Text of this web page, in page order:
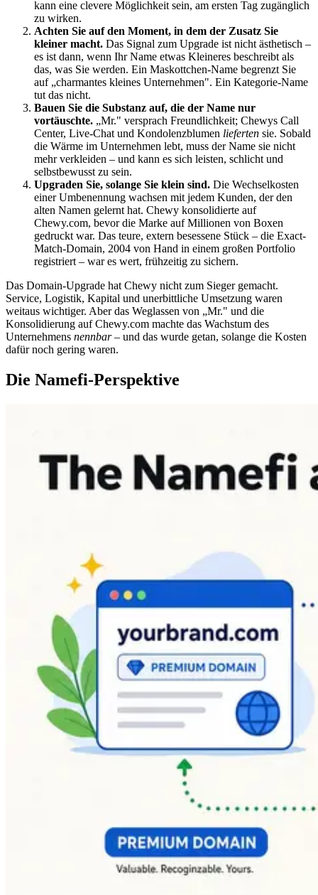
kann eine clevere Möglichkeit sein, am ersten Tag zugänglich
zu wirken.
Achten Sie auf den Moment, in dem der Zusatz Sie
kleiner macht. Das Signal zum Upgrade ist nicht ästhetisch –
es ist dann, wenn Ihr Name etwas Kleineres beschreibt als
das, was Sie werden. Ein Maskottchen-Name begrenzt Sie
auf „charmantes kleines Unternehmen". Ein Kategorie-Name
tut das nicht.
Bauen Sie die Substanz auf, die der Name nur
vortäuschte. „Mr." versprach Freundlichkeit; Chewys Call
Center, Live-Chat und Kondolenzblumen lieferten sie. Sobald
die Wärme im Unternehmen lebt, muss der Name sie nicht
mehr verkleiden – und kann es sich leisten, schlicht und
selbstbewusst zu sein.
Upgraden Sie, solange Sie klein sind. Die Wechselkosten
einer Umbenennung wachsen mit jedem Kunden, der den
alten Namen gelernt hat. Chewy konsolidierte auf
Chewy.com, bevor die Marke auf Millionen von Boxen
gedruckt war. Das teure, extern besessene Stück – die Exact-
Match-Domain, 2004 von Hand in einem großen Portfolio
registriert – war es wert, frühzeitig zu sichern.
Das Domain-Upgrade hat Chewy nicht zum Sieger gemacht.
Service, Logistik, Kapital und unerbittliche Umsetzung waren
weitaus wichtiger. Aber das Weglassen von „Mr." und die
Konsolidierung auf Chewy.com machte das Wachstum des
Unternehmens nennbar– und das wurde getan, solange die Kosten
dafür noch gering waren.
Die Namefi-Perspektive